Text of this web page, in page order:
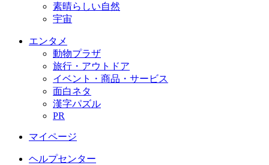
素晴らしい自然
宇宙
エンタメ
動物プラザ
旅行・アウトドア
イベント・商品・サービス
面白ネタ
漢字パズル
PR
マイページ
ヘルプセンター